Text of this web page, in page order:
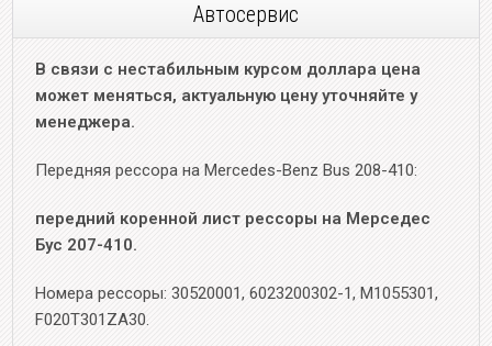
Автосервис
В связи с нестабильным курсом доллара цена
может меняться, актуальную цену уточняйте у
менеджера.
Передняя рессора на Mercedes-Benz Bus 208-410:
передний коренной лист рессоры на Мерседес
Бус 207-410.
Номера рессоры: 30520001, 6023200302-1, M1055301,
F020T301ZA30.